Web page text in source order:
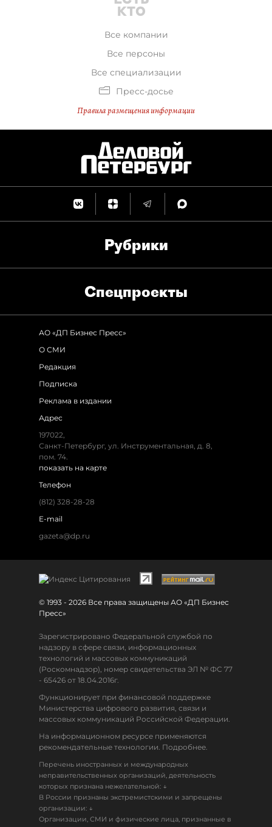
Все компании
Все персоны
Все специализации
Пресс-досье
Правила размещения информации
Рубрики
Спец­проекты
АО «ДП Бизнес Пресс»
О СМИ
Редакция
Подписка
Реклама в издании
Адрес
197022,
Санкт-Петербург, ул. Инструментальная, д. 8,
пом. 74.
показать на карте
Телефон
(812) 328-28-28
E-mail
gazeta@dp.ru
© 1993 - 2026 Все права защищены АО «ДП Бизнес
Пресс»
Зарегистрировано Федеральной службой по
надзору в сфере связи, информационных
технологий и массовых коммуникаций
(Роскомнадзор), номер свидетельства ЭЛ № ФС 77
- 65426 от 18.04.2016г.
Функционирует при финансовой поддержке
Министерства цифрового развития, связи и
массовых коммуникаций Российской Федерации.
На информационном ресурсе применяются
рекомендательные технологии. Подробнее.
Перечень иностранных и международных
неправительственных организаций, деятельность
которых признана нежелательной: ↓
В России признаны экстремистскими и запрещены
организации: ↓
Организации, СМИ и физические лица, признанные в